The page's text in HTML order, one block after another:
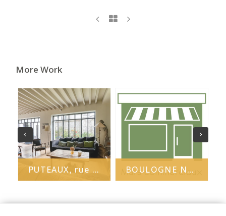
More Work
PUTEAUX, rue Auguste Blanche BOULOGNE NORD - JB Clément